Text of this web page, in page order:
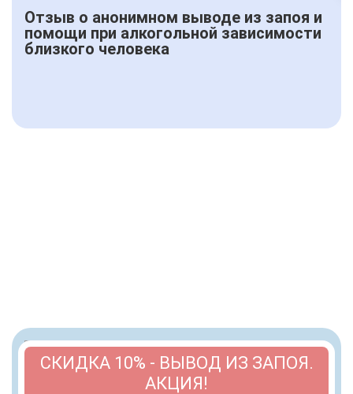
Отзыв о анонимном выводе из запоя и
помощи при алкогольной зависимости
близкого человека
СКИДКА 10% - ВЫВОД ИЗ ЗАПОЯ.
АКЦИЯ!